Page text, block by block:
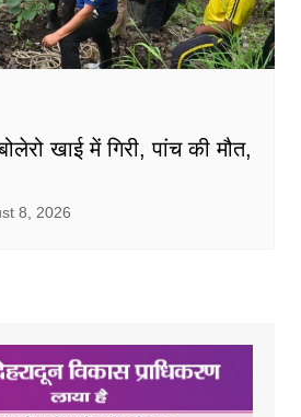
खाई में गिरी, पांच की मौत,
8, 2026